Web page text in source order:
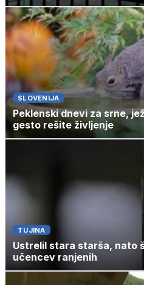
SLOVENIJA
Peklenski dnevi za srne,
gesto rešite življenje
TUJINA
Ustrelil stara starša, nato
učencev ranjenih